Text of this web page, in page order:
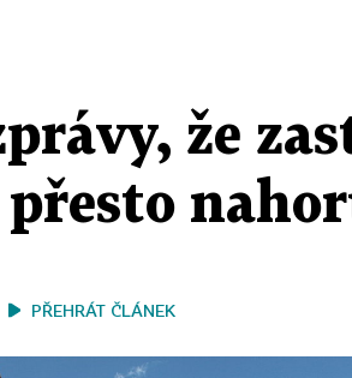
že
přesto
PŘEHRÁT ČLÁNEK